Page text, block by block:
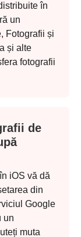
în
un
Fotografii și
și alte
fotografii
de
iOS vă dă
din
Google
un
muta